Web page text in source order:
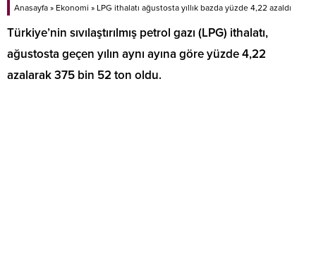
Anasayfa » Ekonomi » LPG ithalatı ağustosta yıllık bazda yüzde 4,22 azaldı
Türkiye’nin sıvılaştırılmış petrol gazı (LPG) ithalatı,
ağustosta geçen yılın aynı ayına göre yüzde 4,22
azalarak 375 bin 52 ton oldu.